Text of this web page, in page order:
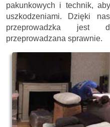
pakunkowych i technik,
uszkodzeniami. Dzięki
przeprowadzka jest
przeprowadzana sprawnie.